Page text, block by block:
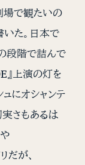
場で観たいの
いた。日本で
段階で詰んで
』上演の灯を
にオシャンテ
さもあるは
だが、